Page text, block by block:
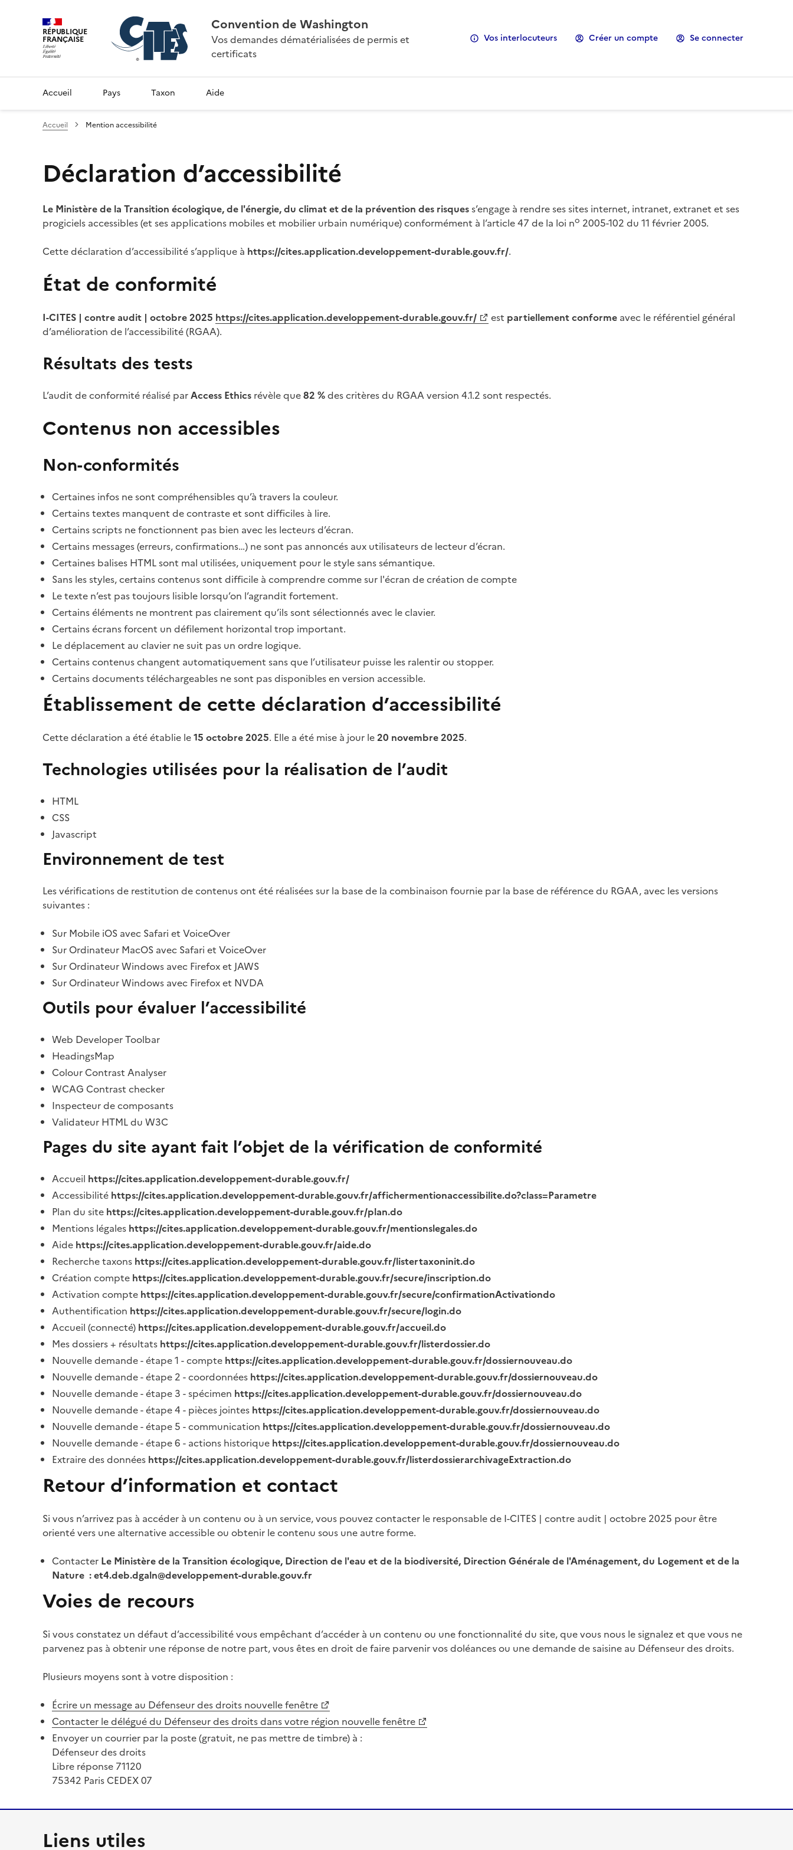
RÉPUBLIQUE
FRANÇAISE
Convention de Washington
Vos demandes dématérialisées de permis et
certificats
Vos interlocuteurs Créer un compte Se connecter
Accueil Pays Taxon Aide
Accueil Mention accessibilité
Déclaration d’accessibilité
Le Ministère de la Transition écologique, de l'énergie, du climat et de la prévention des risquess’engage à rendre ses sites internet, intranet, extranet et ses
progiciels accessibles (et ses applications mobiles et mobilier urbain numérique) conformément à l’article 47 de la loi no 2005-102 du 11 février 2005.
Cette déclaration d’accessibilité s’applique à https://cites.application.developpement-durable.gouv.fr/.
État de conformité
I-CITES | contre audit | octobre 2025 https://cites.application.developpement-durable.gouv.fr/ est partiellement conforme avec le référentiel général
d’amélioration de l’accessibilité (RGAA).
Résultats des tests
L’audit de conformité réalisé parAccess Ethics révèle que82 %des critères du RGAA version 4.1.2 sont respectés.
Contenus non accessibles
Non-conformités
Certaines infos ne sont compréhensibles qu’à travers la couleur.
Certains textes manquent de contraste et sont difficiles à lire.
Certains scripts ne fonctionnent pas bien avec les lecteurs d’écran.
Certains messages (erreurs, confirmations…) ne sont pas annoncés aux utilisateurs de lecteur d’écran.
Certaines balises HTML sont mal utilisées, uniquement pour le style sans sémantique.
Sans les styles, certains contenus sont difficile à comprendre comme sur l'écran de création de compte
Le texte n’est pas toujours lisible lorsqu’on l’agrandit fortement.
Certains éléments ne montrent pas clairement qu’ils sont sélectionnés avec le clavier.
Certains écrans forcent un défilement horizontal trop important.
Le déplacement au clavier ne suit pas un ordre logique.
Certains contenus changent automatiquement sans que l’utilisateur puisse les ralentir ou stopper.
Certains documents téléchargeables ne sont pas disponibles en version accessible.
Établissement de cette déclaration d’accessibilité
Cette déclaration a été établie le15 octobre 2025. Elle a été mise à jour le20 novembre 2025.
Technologies utilisées pour la réalisation de l’audit
HTML
CSS
Javascript
Environnement de test
Les vérifications de restitution de contenus ont été réalisées sur la base de la combinaison fournie par la base de référence du RGAA, avec les versions
suivantes :
Sur Mobile iOS avec Safari et VoiceOver
Sur Ordinateur MacOS avec Safari et VoiceOver
Sur Ordinateur Windows avec Firefox et JAWS
Sur Ordinateur Windows avec Firefox et NVDA
Outils pour évaluer l’accessibilité
Web Developer Toolbar
HeadingsMap
Colour Contrast Analyser
WCAG Contrast checker
Inspecteur de composants
Validateur HTML du W3C
Pages du site ayant fait l’objet de la vérification de conformité
Accueil https://cites.application.developpement-durable.gouv.fr/
Accessibilité https://cites.application.developpement-durable.gouv.fr/affichermentionaccessibilite.do?class=Parametre
Plan du site https://cites.application.developpement-durable.gouv.fr/plan.do
Mentions légales https://cites.application.developpement-durable.gouv.fr/mentionslegales.do
Aide https://cites.application.developpement-durable.gouv.fr/aide.do
Recherche taxons https://cites.application.developpement-durable.gouv.fr/listertaxoninit.do
Création compte https://cites.application.developpement-durable.gouv.fr/secure/inscription.do
Activation compte https://cites.application.developpement-durable.gouv.fr/secure/confirmationActivationdo
Authentification https://cites.application.developpement-durable.gouv.fr/secure/login.do
Accueil (connecté) https://cites.application.developpement-durable.gouv.fr/accueil.do
Mes dossiers + résultats https://cites.application.developpement-durable.gouv.fr/listerdossier.do
Nouvelle demande - étape 1 - compte https://cites.application.developpement-durable.gouv.fr/dossiernouveau.do
Nouvelle demande - étape 2 - coordonnées https://cites.application.developpement-durable.gouv.fr/dossiernouveau.do
Nouvelle demande - étape 3 - spécimen https://cites.application.developpement-durable.gouv.fr/dossiernouveau.do
Nouvelle demande - étape 4 - pièces jointes https://cites.application.developpement-durable.gouv.fr/dossiernouveau.do
Nouvelle demande - étape 5 - communication https://cites.application.developpement-durable.gouv.fr/dossiernouveau.do
Nouvelle demande - étape 6 - actions historique https://cites.application.developpement-durable.gouv.fr/dossiernouveau.do
Extraire des données https://cites.application.developpement-durable.gouv.fr/listerdossierarchivageExtraction.do
Retour d’information et contact
Si vous n’arrivez pas à accéder à un contenu ou à un service, vous pouvez contacter le responsable de I-CITES | contre audit | octobre 2025 pour être
orienté vers une alternative accessible ou obtenir le contenu sous une autre forme.
Contacter Le Ministère de la Transition écologique, Direction de l'eau et de la biodiversité, Direction Générale de l'Aménagement, du Logement et de la
Nature : et4.deb.dgaln@developpement-durable.gouv.fr
Voies de recours
Si vous constatez un défaut d’accessibilité vous empêchant d’accéder à un contenu ou une fonctionnalité du site, que vous nous le signalez et que vous ne
parvenez pas à obtenir une réponse de notre part, vous êtes en droit de faire parvenir vos doléances ou une demande de saisine au Défenseur des droits.
Plusieurs moyens sont à votre disposition :
Écrire un message au Défenseur des droits nouvelle fenêtre
Contacter le délégué du Défenseur des droits dans votre région nouvelle fenêtre
Envoyer un courrier par la poste (gratuit, ne pas mettre de timbre) à :
Défenseur des droits
Libre réponse 71120
75342 Paris CEDEX 07
Liens utiles